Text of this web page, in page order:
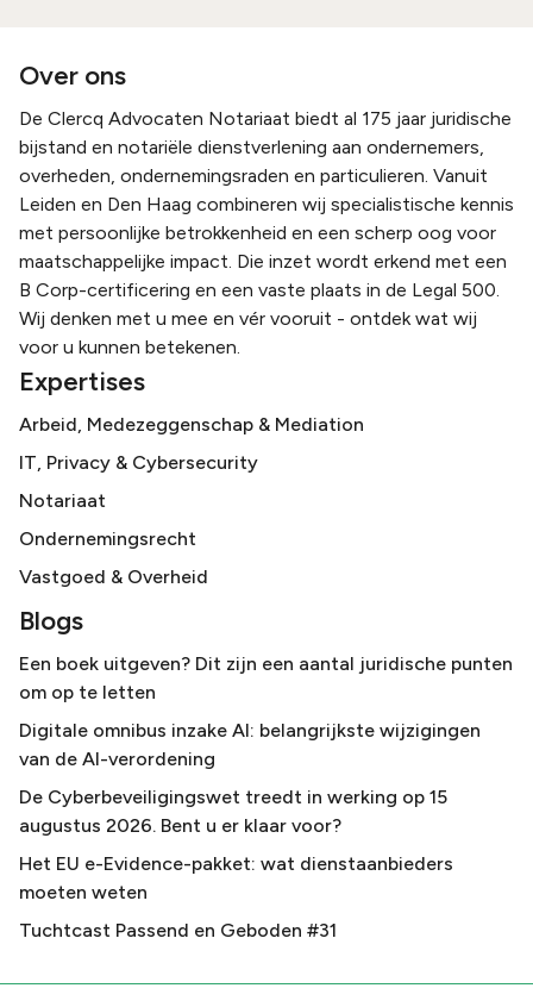
Over ons
De Clercq Advocaten Notariaat biedt al 175 jaar juridische
bijstand en notariële dienstverlening aan ondernemers,
overheden, ondernemingsraden en particulieren. Vanuit
Leiden en Den Haag combineren wij specialistische kennis
met persoonlijke betrokkenheid en een scherp oog voor
maatschappelijke impact. Die inzet wordt erkend met een
B Corp-certificering en een vaste plaats in de Legal 500.
Wij denken met u mee en vér vooruit - ontdek wat wij
voor u kunnen betekenen.
Expertises
Arbeid, Medezeggenschap & Mediation
IT, Privacy & Cybersecurity
Notariaat
Ondernemingsrecht
Vastgoed & Overheid
Blogs
Een boek uitgeven? Dit zijn een aantal juridische punten
om op te letten
Digitale omnibus inzake AI: belangrijkste wijzigingen
van de AI-verordening
De Cyberbeveiligingswet treedt in werking op 15
augustus 2026. Bent u er klaar voor?
Het EU e-Evidence-pakket: wat dienstaanbieders
moeten weten
Tuchtcast Passend en Geboden #31